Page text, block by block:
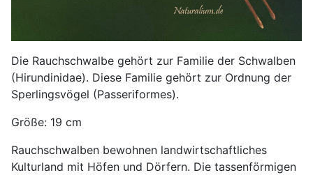
Die Rauchschwalbe gehört zur Familie der Schwalben
(Hirundinidae). Diese Familie gehört zur Ordnung der
Sperlingsvögel (Passeriformes).
Größe: 19 cm
Rauchschwalben bewohnen landwirtschaftliches
Kulturland mit Höfen und Dörfern. Die tassenförmigen